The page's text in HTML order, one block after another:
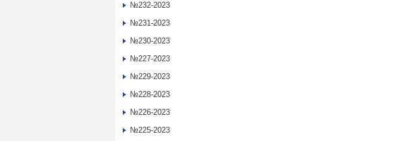
№232-2023
№231-2023
№230-2023
№227-2023
№229-2023
№228-2023
№226-2023
№225-2023